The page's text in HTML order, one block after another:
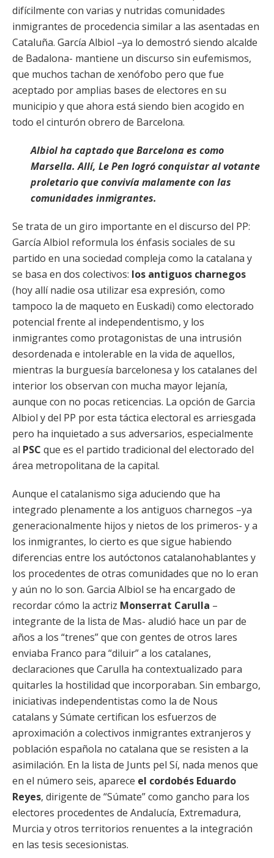
difícilmente con varias y nutridas comunidades
inmigrantes de procedencia similar a las asentadas en
Cataluña. García Albiol –ya lo demostró siendo alcalde
de Badalona- mantiene un discurso sin eufemismos,
que muchos tachan de xenófobo pero que fue
aceptado por amplias bases de electores en su
municipio y que ahora está siendo bien acogido en
todo el cinturón obrero de Barcelona.
Albiol ha captado que Barcelona es como
Marsella. Allí, Le Pen logró conquistar al votante
proletario que convivía malamente con las
comunidades inmigrantes.
Se trata de un giro importante en el discurso del PP:
García Albiol reformula los énfasis sociales de su
partido en una sociedad compleja como la catalana y
se basa en dos colectivos: los antiguos charnegos
(hoy allí nadie osa utilizar esa expresión, como
tampoco la de maqueto en Euskadi) como electorado
potencial frente al independentismo, y los
inmigrantes como protagonistas de una intrusión
desordenada e intolerable en la vida de aquellos,
mientras la burguesía barcelonesa y los catalanes del
interior los observan con mucha mayor lejanía,
aunque con no pocas reticencias. La opción de Garcia
Albiol y del PP por esta táctica electoral es arriesgada
pero ha inquietado a sus adversarios, especialmente
al PSC que es el partido tradicional del electorado del
área metropolitana de la capital.
Aunque el catalanismo siga aduciendo que ha
integrado plenamente a los antiguos charnegos –ya
generacionalmente hijos y nietos de los primeros- y a
los inmigrantes, lo cierto es que sigue habiendo
diferencias entre los autóctonos catalanohablantes y
los procedentes de otras comunidades que no lo eran
y aún no lo son. Garcia Albiol se ha encargado de
recordar cómo la actriz Monserrat Carulla –
integrante de la lista de Mas- aludió hace un par de
años a los “trenes” que con gentes de otros lares
enviaba Franco para “diluir” a los catalanes,
declaraciones que Carulla ha contextualizado para
quitarles la hostilidad que incorporaban. Sin embargo,
iniciativas independentistas como la de Nous
catalans y Súmate certifican los esfuerzos de
aproximación a colectivos inmigrantes extranjeros y
población española no catalana que se resisten a la
asimilación. En la lista de Junts pel Sí, nada menos que
en el número seis, aparece el cordobés Eduardo
Reyes, dirigente de “Súmate” como gancho para los
electores procedentes de Andalucía, Extremadura,
Murcia y otros territorios renuentes a la integración
en las tesis secesionistas.